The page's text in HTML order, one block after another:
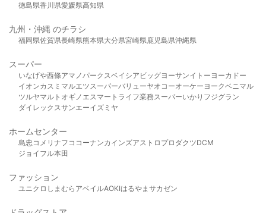
徳島県香川県愛媛県高知県
九州・沖縄 のチラシ
福岡県佐賀県長崎県熊本県大分県宮崎県鹿児島県沖縄県
スーパー
いなげや西條アマノパークスベイシア ビッグヨーサンイトーヨーカドー
イオンカスミ マルエツスーパーバリューヤオコーオーケー ヨークベニマル
ツルヤマルト オギノ エスマート ライフ業務スーパーいかり フジグラン
ダイレックスサンエーイズミヤ
ホームセンター
島忠 コメリ ナフコ コーナンカインズアストロプロダクツDCM
ジョイフル本田
ファッション
ユニクロ しまむら アベイルAOKIはるやま サカゼン